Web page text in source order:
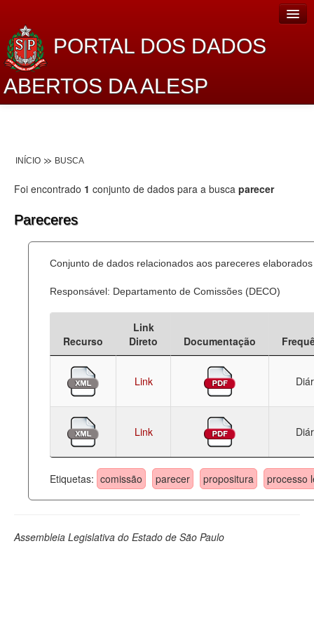
PORTAL DOS DADOS
ABERTOS DA ALESP
Lei de Acesso à Informação
Dados Governamentais Abertos
Processo Legislativo
Deputados Estaduais
Administração
Legislação
Perguntas frequentes
Contato
INÍCIO BUSCA
Foi encontrado 1 conjunto de dados para a busca parecer
Pareceres
Conjunto de dados relacionados aos pareceres
Responsável: Departamento de Comissões (DECO)
Recurso
Link
Direto
Documentação
Link
Link
Etiquetas: comissão parecer propositura processo
Assembleia Legislativa do Estado de São Paulo